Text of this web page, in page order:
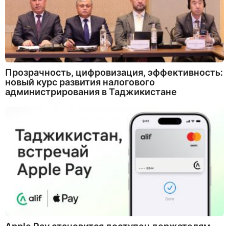
Прозрачность, цифровизация, эффективность:
новый курс развития налогового
администрирования в Таджикистане